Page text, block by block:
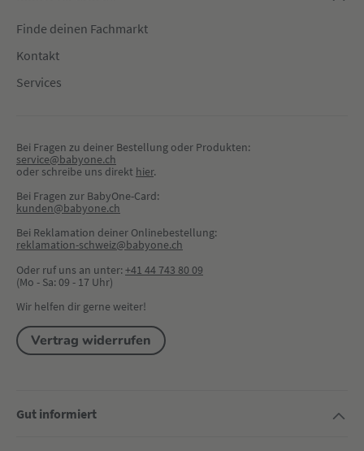
Finde deinen Fachmarkt
Kontakt
Services
Bei Fragen zu deiner Bestellung oder Produkten:
service@babyone.ch
oder schreibe uns direkt hier.
Bei Fragen zur BabyOne-Card:
kunden@babyone.ch
Bei Reklamation deiner Onlinebestellung:
reklamation-schweiz@babyone.ch
Oder ruf uns an unter:+41 44 743 80 09
(Mo - Sa: 09 - 17 Uhr)
Wir helfen dir gerne weiter!
Vertrag widerrufen
Gut informiert